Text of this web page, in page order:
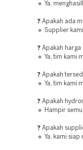
🔹 Ya,
❓ Apakah ada
🔹 Supplier
❓ Apakah
🔹 Ya, tim kami
❓ Apakah
🔹 Ya, tim kami
❓ Apakah
🔹 Hampir
❓ Apakah
🔹 Ya, kami